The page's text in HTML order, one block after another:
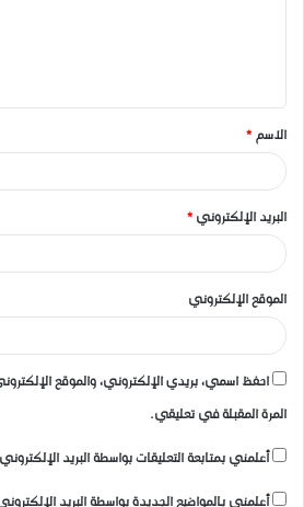
ق
*
الاسم *
البريد الإلكتروني *
الموقع الإلكتروني
احفظ اسمي، بريدي الإلكتروني، والموقع
المرة المقبلة في تعليقي.
أعلمني بمتابعة التعليقات بواسطة البريد
أعلمني بالمواضيع الجديدة بواسطة البريد